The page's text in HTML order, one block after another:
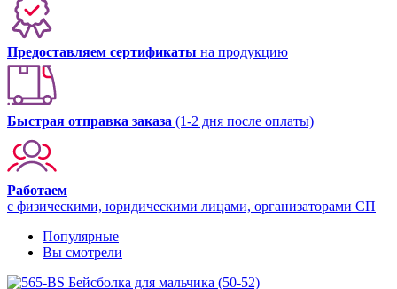
Предоставляем сертификаты на продукцию
Быстрая отправка заказа (1-2 дня после оплаты)
Работаем
с физическими, юридическими лицами, организаторами СП
Популярные
Вы смотрели